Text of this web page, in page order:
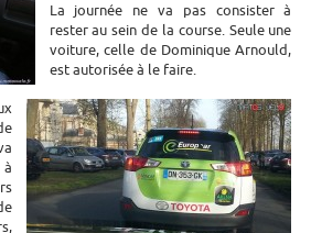
La journée ne va pas consister à
rester au sein de la course. Seule une
voiture, celle de Dominique Arnould,
est autorisée à le faire.